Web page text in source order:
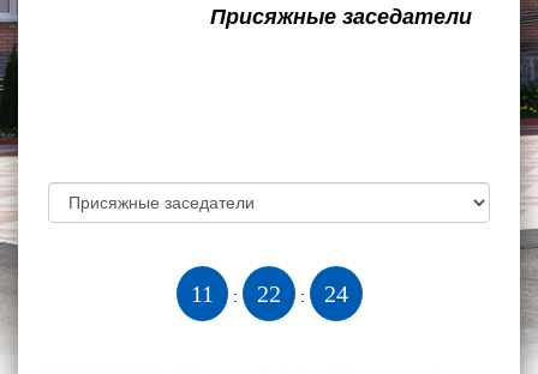
Присяжные заседатели
11 : 22 : 25